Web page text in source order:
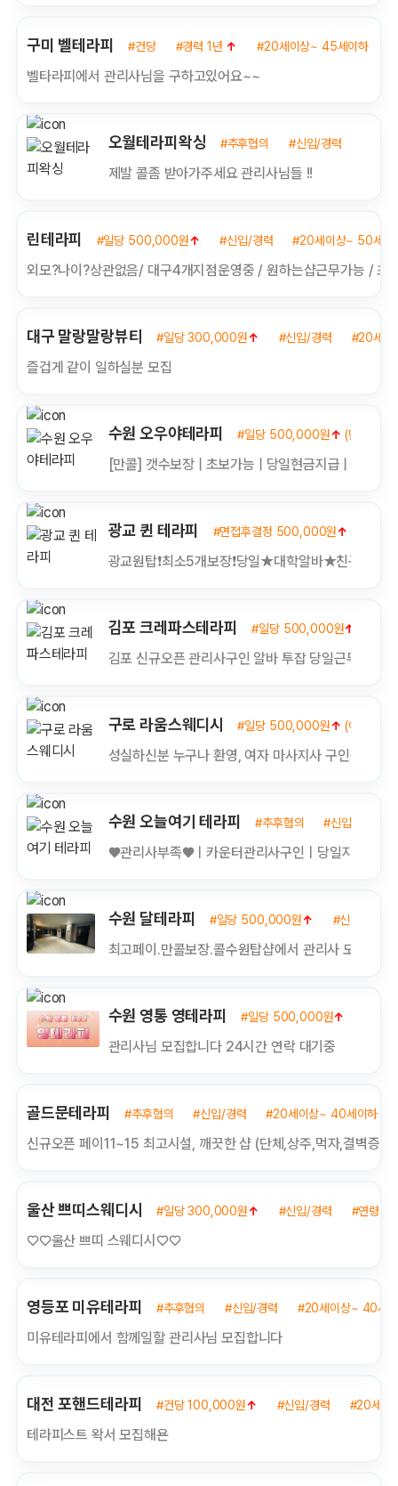
구미 벨테라피 #건당 #경력 1년 ↑ #20세이상~ 45세이하
벨타라피에서 관리사님을 구하고있어요~~
오월테라피왁싱 #추후협의 #신입/경력
제발 콜좀 받아가주세요 관리사님들 !!
린테라피 #일당 500,000원↑ #신입/경력 #20세이상~ 50세이
외모?나이?상관없음/ 대구4개지점운영중 / 원하는샵근무가능 / 초
대구 말랑말랑뷰티 #일당 300,000원↑ #신입/경력 #20세이
즐겁게 같이 일하실분 모집
수원 오우야테라피 #일당 500,000원↑ (만근비지
[만콜] 갯수보장 | 초보가능 | 당일현금지급 | 자유출
광교 퀸 테라피 #면접후결정 500,000원↑
광교원탑❗최소5개보장❗당일★대학알바★친구동
김포 크레파스테라피 #일당 500,000원↑
김포 신규오픈 관리사구인 알바 투잡 당일근무 당
구로 라움스웨디시 #일당 500,000원↑ (야간 택시
성실하신분 누구나 환영, 여자 마사지사 구인중입니
수원 오늘여기 테라피 #추후협의 #신입/경력
♥관리사부족♥ㅣ카운터관리사구인ㅣ당일지급ㅣ자
수원 달테라피 #일당 500,000원↑ #신입/경력
최고페이.만콜보장.콜수원탑샵에서 관리사 모집합니
수원 영통 영테라피 #일당 500,000원↑
관리사님 모집합니다 24시간 연락 대기중
골드문테라피 #추후협의 #신입/경력 #20세이상~ 40세이하
신규오픈 페이11~15 최고시설, 깨끗한 샵 (단체,상주,먹자,결벽증환
울산 쁘띠스웨디시 #일당 300,000원↑ #신입/경력 #연령무
♡♡울산 쁘띠 스웨디시♡♡
영등포 미유테라피 #추후협의 #신입/경력 #20세이상~ 40세
미유테라피에서 함께일할 관리사님 모집합니다
대전 포핸드테라피 #건당 100,000원↑ #신입/경력 #20세이
테라피스트 왁서 모집해욘